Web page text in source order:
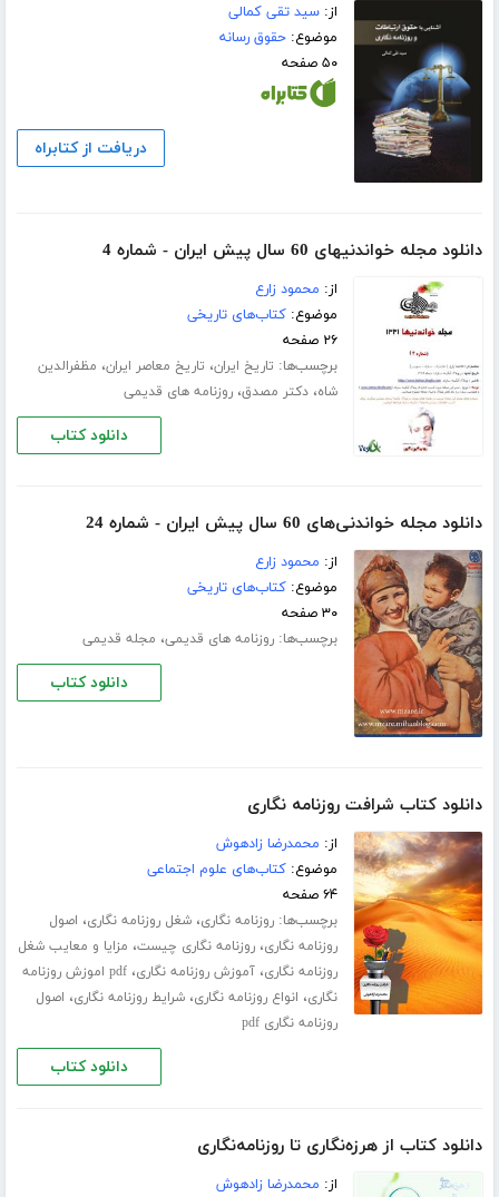
از:سید تقی کمالی
موضوع:حقوق رسانه
۵۰ صفحه
دریافت از کتابراه
دانلود مجله خواندنیهای 60 سال پیش ایران - شماره 4
از: محمود زارع
موضوع:کتاب‌های تاریخی
۲۶ صفحه
برچسب‌ها: تاریخ ایران، تاریخ معاصر ایران، مظفرالدین
شاه،دکتر مصدق،روزنامه های قدیمی
دانلود کتاب
دانلود مجله خواندنی‌های 60 سال پیش ایران - شماره 24
از: محمود زارع
موضوع:کتاب‌های تاریخی
۳۰ صفحه
برچسب‌ها:روزنامه های قدیمی، مجله قدیمی
دانلود کتاب
دانلود کتاب شرافت روزنامه نگاری
از: محمدرضا زادهوش
موضوع:کتاب‌های علوم اجتماعی
۶۴ صفحه
برچسب‌ها:روزنامه نگاری،شغل روزنامه نگاری، اصول
روزنامه نگاری،روزنامه نگاری چیست، مزایا و معایب شغل
روزنامه نگاری،آموزش روزنامه نگاری،
pdf اموزش روزنامه
نگاری، انواع روزنامه نگاری،شرایط روزنامه نگاری، اصول
روزنامه نگاری pdf
دانلود کتاب
دانلود کتاب از هرزه‌نگاری تا روزنامه‌نگاری
از: محمدرضا زادهوش